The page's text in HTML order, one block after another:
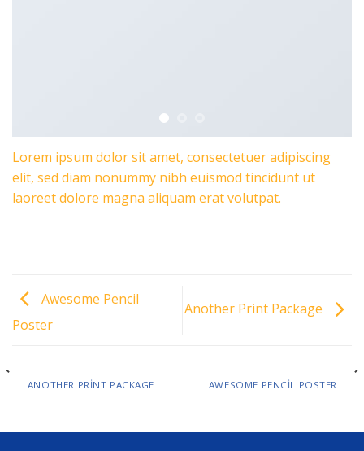
Lorem ipsum dolor sit amet, consectetuer adipiscing
elit, sed diam nonummy nibh euismod tincidunt ut
laoreet dolore magna aliquam erat volutpat.
Awesome Pencil
Poster
Another Print Package
ANOTHER PRINT PACKAGE AWESOME PENCIL POSTER